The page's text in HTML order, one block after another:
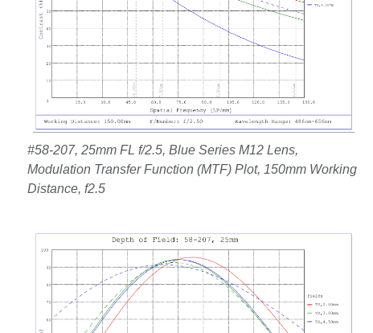
#58-207, 25mm FL f/2.5, Blue Series M12 Lens,
Modulation Transfer Function (MTF) Plot, 150mm Working
Distance, f2.5